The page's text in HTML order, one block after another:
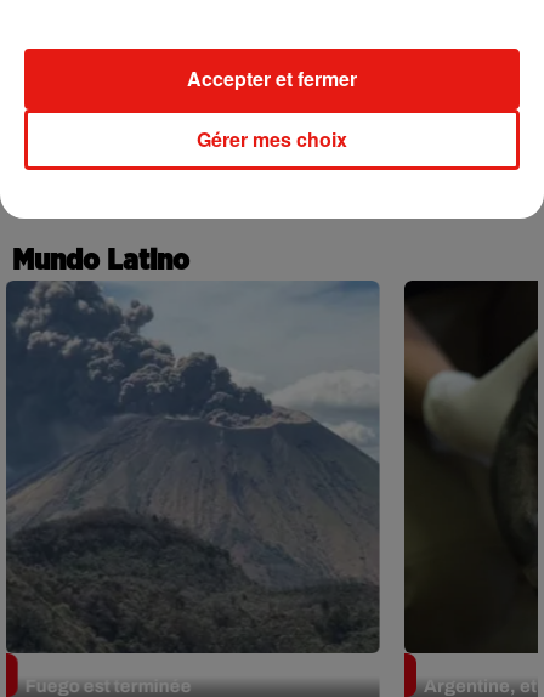
Becky G frappe fort avec « Patrona » et
Mundo Latino
Fuego est terminée
Argentine, et
Gérer mes choix
Accepter et fermer